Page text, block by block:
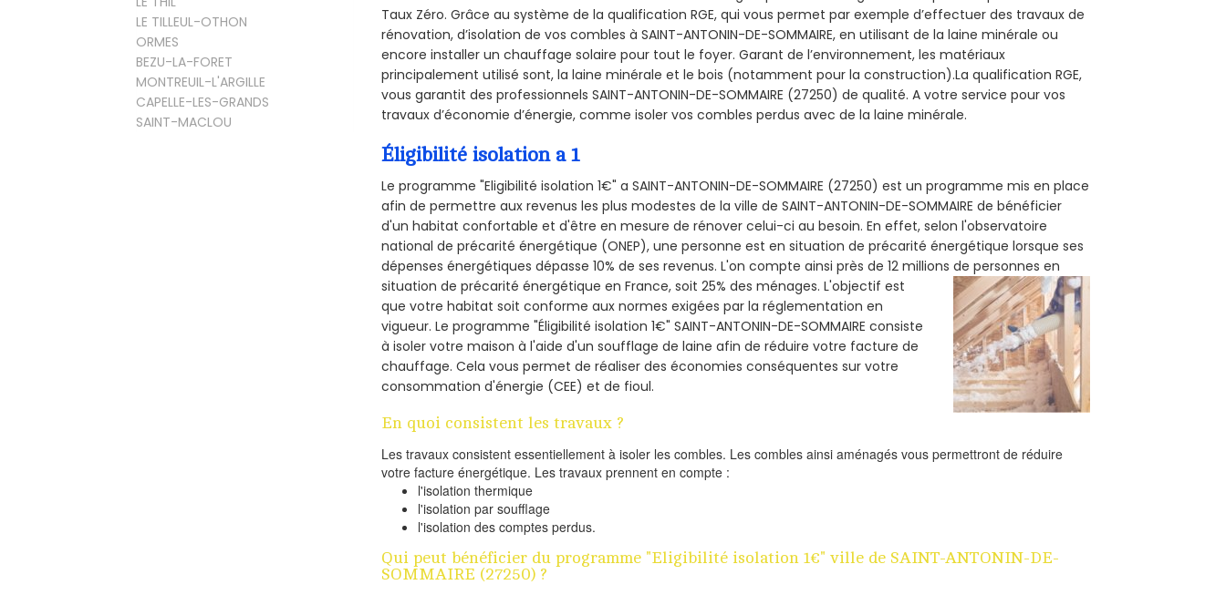
LE TILLEUL-OTHON
ORMES
BEZU-LA-FORET
MONTREUIL-L'ARGILLE
CAPELLE-LES-GRANDS
SAINT-MACLOU
Taux Zéro. Grâce au système de la qualification RGE, qui vous permet par exemple d’effectuer des travaux de
rénovation, d’isolation de vos combles à SAINT-ANTONIN-DE-SOMMAIRE, en utilisant de la laine minérale ou
encore installer un chauffage solaire pour tout le foyer. Garant de l’environnement, les matériaux
principalement utilisé sont, la laine minérale et le bois (notamment pour la construction).La qualification RGE,
vous garantit des professionnels SAINT-ANTONIN-DE-SOMMAIRE (27250) de qualité. A votre service pour vos
travaux d’économie d’énergie, comme isoler vos combles perdus avec de la laine minérale.
Éligibilité isolation a 1
Le programme "Eligibilité isolation 1€" a SAINT-ANTONIN-DE-SOMMAIRE (27250) est un programme mis en place
afin de permettre aux revenus les plus modestes de la ville de SAINT-ANTONIN-DE-SOMMAIRE de bénéficier
d'un habitat confortable et d'être en mesure de rénover celui-ci au besoin. En effet, selon l'observatoire
national de précarité énergétique (ONEP), une personne est en situation de précarité énergétique lorsque ses
dépenses énergétiques dépasse 10% de ses revenus. L'on compte ainsi près de 12 millions de personnes en
situation de précarité énergétique en France, soit 25% des ménages.L'objectif est
que votre habitat soit conforme aux normes exigées par la réglementation en
vigueur. Le programme "Éligibilité isolation 1€" SAINT-ANTONIN-DE-SOMMAIRE consiste
à isoler votre maison à l'aide d'un soufflage de laine afin de réduire votre facture de
chauffage. Cela vous permet de réaliser des économies conséquentes sur votre
consommation d'énergie (CEE) et de fioul.
En quoi consistent les travaux ?
Les travaux consistent essentiellement à isoler les combles. Les combles ainsi aménagés vous permettront de réduire
votre facture énergétique. Les travaux prennent en compte :
l'isolation thermique
l'isolation par soufflage
l'isolation des comptes perdus.
Qui peut bénéficier du programme "Eligibilité isolation 1€" ville de SAINT-ANTONIN-DE-
SOMMAIRE (27250) ?